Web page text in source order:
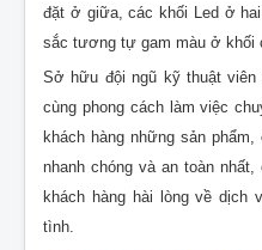
đặt ở giữa, các khối Led ở
sắc tương tự gam màu ở khối
Sở hữu đội ngũ kỹ thuật viên
cùng phong cách làm việc
khách hàng những sản
nhanh chóng và an toàn
khách hàng hài lòng về
tình.